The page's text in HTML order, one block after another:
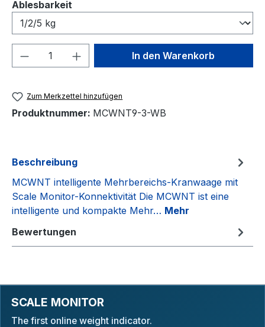
Ablesbarkeit
Produkt Anzahl: Gib denIn den Warenkorb
Zum Merkzettel hinzufügen
Produktnummer: MCWNT9-3-WB
Beschreibung
MCWNT intelligente Mehrbereichs-Kranwaage mit
Scale Monitor-Konnektivität Die MCWNT ist eine
intelligente und kompakte Mehr… Mehr
Bewertungen
SCALE MONITOR
The first online weight indicator.